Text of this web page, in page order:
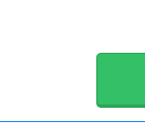
安定した活動を目